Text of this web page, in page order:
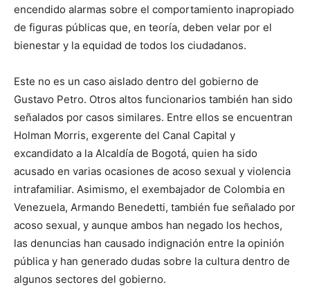
encendido alarmas sobre el comportamiento inapropiado
de figuras públicas que, en teoría, deben velar por el
bienestar y la equidad de todos los ciudadanos.
Este no es un caso aislado dentro del gobierno de
Gustavo Petro. Otros altos funcionarios también han sido
señalados por casos similares. Entre ellos se encuentran
Holman Morris, exgerente del Canal Capital y
excandidato a la Alcaldía de Bogotá, quien ha sido
acusado en varias ocasiones de acoso sexual y violencia
intrafamiliar. Asimismo, el exembajador de Colombia en
Venezuela, Armando Benedetti, también fue señalado por
acoso sexual, y aunque ambos han negado los hechos,
las denuncias han causado indignación entre la opinión
pública y han generado dudas sobre la cultura dentro de
algunos sectores del gobierno.